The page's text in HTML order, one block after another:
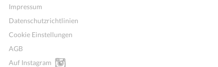
Impressum
Datenschutzrichtlinien
Cookie Einstellungen
AGB
Auf Instagram